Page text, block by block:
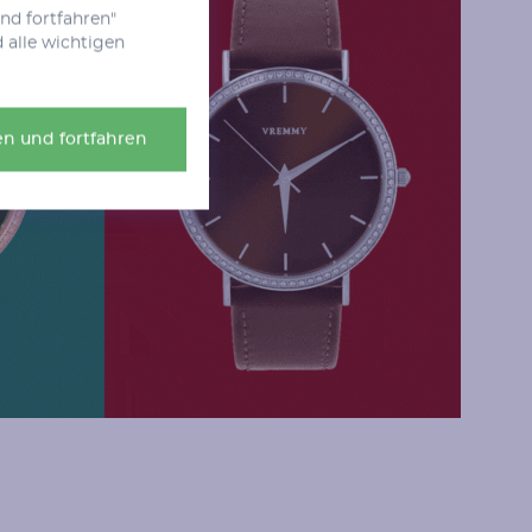
fortfahren"
alle wichtigen
und fortfahren
Form
Champagne